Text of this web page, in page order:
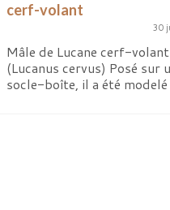
cerf-volant
30
Mâle de Lucane cerf-volant
(Lucanus cervus) Posé sur
socle-boîte, il a été modelé